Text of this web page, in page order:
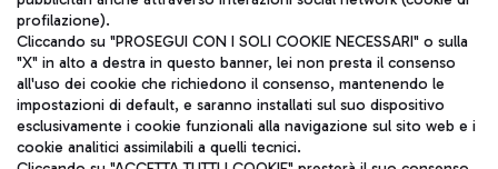
Aeroporti di Roma S.p.A. - Società soggetta a direzione e
profilazione).
Cliccando su "PROSEGUI CON I SOLI COOKIE NECESSARI" o sulla
"X" in alto a destra in questo banner, lei non presta il consenso
all'uso dei cookie che richiedono il consenso, mantenendo le
impostazioni di default, e saranno installati sul suo dispositivo
esclusivamente i cookie funzionali alla navigazione sul sito web e i
cookie analitici assimilabili a quelli tecnici.